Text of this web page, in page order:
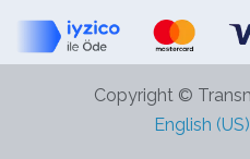
Copyright ©
English (US)